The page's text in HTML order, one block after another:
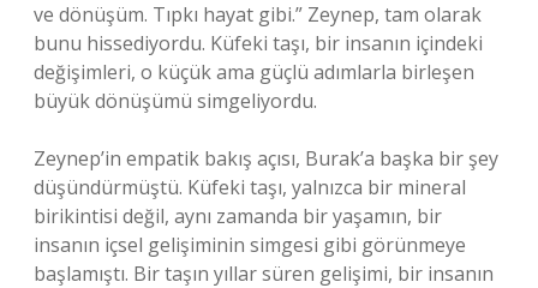
ve dönüşüm. Tıpkı hayat gibi.” Zeynep, tam olarak
bunu hissediyordu. Küfeki taşı, bir insanın içindeki
değişimleri, o küçük ama güçlü adımlarla birleşen
büyük dönüşümü simgeliyordu.
Zeynep’in empatik bakış açısı, Burak’a başka bir şey
düşündürmüştü. Küfeki taşı, yalnızca bir mineral
birikintisi değil, aynı zamanda bir yaşamın, bir
insanın içsel gelişiminin simgesi gibi görünmeye
başlamıştı. Bir taşın yıllar süren gelişimi, bir insanın